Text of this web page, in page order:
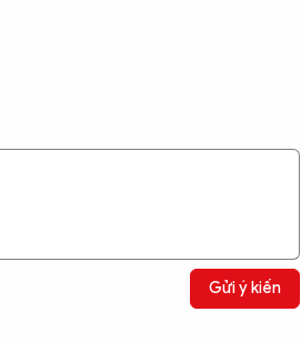
Gửi ý kiến